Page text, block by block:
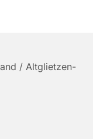
/ Altglietzen-